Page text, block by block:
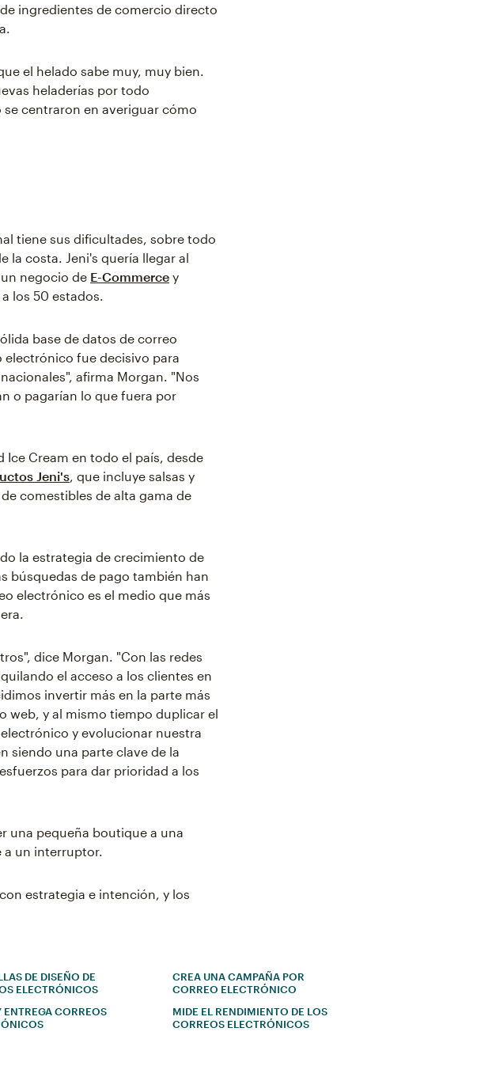
ingredientes de comercio directo
el helado sabe muy, muy bien.
heladerías por todo
centraron en averiguar cómo
tiene sus dificultades, sobre todo
la costa. Jeni's quería llegar al
negocio de E-Commerce y
los 50 estados.
base de datos de correo
electrónico fue decisivo para
afirma Morgan. "Nos
o pagarían lo que fuera por
Ice Cream en todo el país, desde
Jeni's, que incluye salsas y
comestibles de alta gama de
la estrategia de crecimiento de
búsquedas de pago también han
electrónico es el medio que más
dice Morgan. "Con las redes
el acceso a los clientes en
invertir más en la parte más
web, y al mismo tiempo duplicar el
y evolucionar nuestra
siendo una parte clave de la
para dar prioridad a los
una pequeña boutique a una
a un interruptor.
estrategia e intención, y los
DE DISEÑO DE
ELECTRÓNICOS
ENTREGA CORREOS
CREA UNA CAMPAÑA POR
CORREO ELECTRÓNICO
MIDE EL RENDIMIENTO DE LOS
CORREOS ELECTRÓNICOS